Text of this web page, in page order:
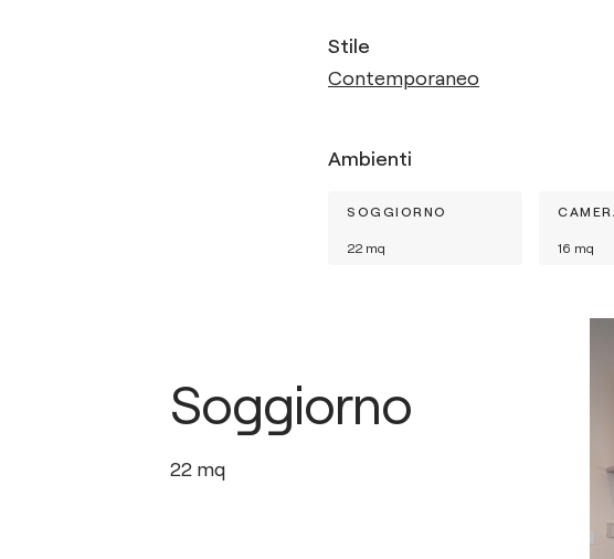
Stile
Contemporaneo
Ambienti
SOGGIORNO
22 mq 16 mq
Soggiorno
22 mq